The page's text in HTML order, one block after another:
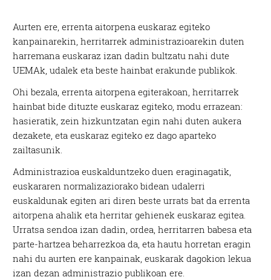
Aurten ere, errenta aitorpena euskaraz egiteko
kanpainarekin, herritarrek administrazioarekin duten
harremana euskaraz izan dadin bultzatu nahi dute
UEMAk, udalek eta beste hainbat erakunde publikok.
Ohi bezala, errenta aitorpena egiterakoan, herritarrek
hainbat bide dituzte euskaraz egiteko, modu errazean:
hasieratik, zein hizkuntzatan egin nahi duten aukera
dezakete, eta euskaraz egiteko ez dago aparteko
zailtasunik.
Administrazioa euskalduntzeko duen eraginagatik,
euskararen normalizaziorako bidean udalerri
euskaldunak egiten ari diren beste urrats bat da errenta
aitorpena ahalik eta herritar gehienek euskaraz egitea.
Urratsa sendoa izan dadin, ordea, herritarren babesa eta
parte-hartzea beharrezkoa da, eta hautu horretan eragin
nahi du aurten ere kanpainak, euskarak dagokion lekua
izan dezan administrazio publikoan ere.